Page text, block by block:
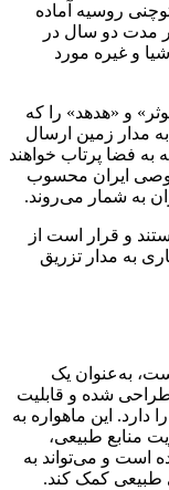
روسیه آماده
مدت دو سال در
و غیره مورد
و «هدهد» را که
مدار زمین ارسال
به فضا پرتاب خواهند
ایران محسوب
به شمار می‌روند.
و قرار است از
در روز ۱۵ آبان ماه جاری به مدار تزریق
توسعه‌یافته است، به‌عنوان یک
شده و قابلیت
هر پیکسل را دارد. این ماهواره به
منابع طبیعی،
است و می‌تواند به
طبیعی کمک کند​.